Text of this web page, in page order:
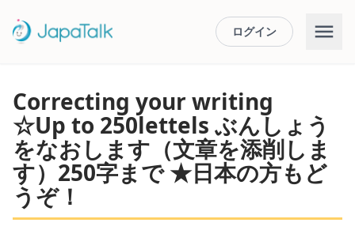
ログイン
Correcting your writing
☆Up to 250lettels ぶんしょう
をなおします（文章を添削しま
す）250字まで ★日本の方もど
うぞ！